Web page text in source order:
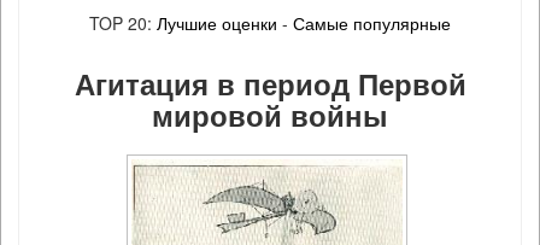
TOP 20: Лучшие оценки - Самые популярные
Агитация в период Первой
мировой войны